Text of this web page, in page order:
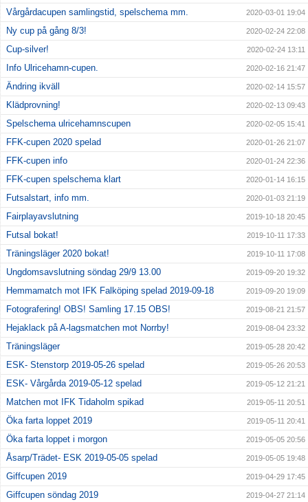
Vårgårdacupen samlingstid, spelschema mm. 2020-03-01 19:04
Ny cup på gång 8/3! 2020-02-24 22:08
Cup-silver! 2020-02-24 13:11
Info Ulricehamn-cupen. 2020-02-16 21:47
Ändring ikväll 2020-02-14 15:57
Klädprovning! 2020-02-13 09:43
Spelschema ulricehamnscupen 2020-02-05 15:41
FFK-cupen 2020 spelad 2020-01-26 21:07
FFK-cupen info 2020-01-24 22:36
FFK-cupen spelschema klart 2020-01-14 16:15
Futsalstart, info mm. 2020-01-03 21:19
Fairplayavslutning 2019-10-18 20:45
Futsal bokat! 2019-10-11 17:33
Träningsläger 2020 bokat! 2019-10-11 17:08
Ungdomsavslutning söndag 29/9 13.00 2019-09-20 19:32
Hemmamatch mot IFK Falköping spelad 2019-09-18 2019-09-20 19:09
Fotografering! OBS! Samling 17.15 OBS! 2019-08-21 21:57
Hejaklack på A-lagsmatchen mot Norrby! 2019-08-04 23:32
Träningsläger 2019-05-28 20:42
ESK- Stenstorp 2019-05-26 spelad 2019-05-26 20:53
ESK- Vårgårda 2019-05-12 spelad 2019-05-12 21:21
Matchen mot IFK Tidaholm spikad 2019-05-11 20:51
Öka farta loppet 2019 2019-05-11 20:41
Öka farta loppet i morgon 2019-05-05 20:56
Åsarp/Trädet- ESK 2019-05-05 spelad 2019-05-05 19:48
Giffcupen 2019 2019-04-29 17:45
Giffcupen söndag 2019 2019-04-27 21:14